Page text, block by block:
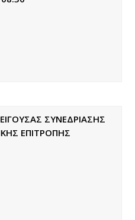
ΣΥΝΕΔΡΙΑΣΗΣ
ΕΠΙΤΡΟΠΗΣ